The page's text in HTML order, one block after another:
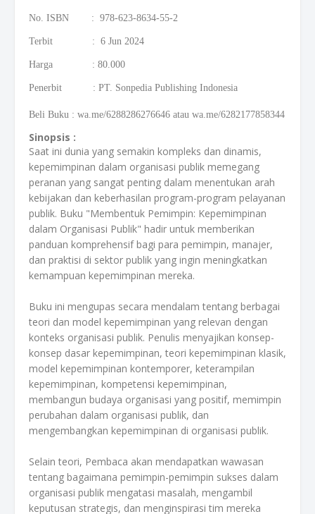
No. ISBN : 978-623-8634-55-2
Terbit : 6 Jun 2024
Harga : 80.000
Penerbit : PT. Sonpedia Publishing Indonesia
Beli Buku : wa.me/6288286276646 atau wa.me/6282177858344
Sinopsis :
Saat ini dunia yang semakin kompleks dan dinamis,
kepemimpinan dalam organisasi publik memegang
peranan yang sangat penting dalam menentukan arah
kebijakan dan keberhasilan program-program pelayanan
publik. Buku "Membentuk Pemimpin: Kepemimpinan
dalam Organisasi Publik" hadir untuk memberikan
panduan komprehensif bagi para pemimpin, manajer,
dan praktisi di sektor publik yang ingin meningkatkan
kemampuan kepemimpinan mereka.
Buku ini mengupas secara mendalam tentang berbagai
teori dan model kepemimpinan yang relevan dengan
konteks organisasi publik. Penulis menyajikan konsep-
konsep dasar kepemimpinan, teori kepemimpinan klasik,
model kepemimpinan kontemporer, keterampilan
kepemimpinan, kompetensi kepemimpinan,
membangun budaya organisasi yang positif, memimpin
perubahan dalam organisasi publik, dan
mengembangkan kepemimpinan di organisasi publik.
Selain teori, Pembaca akan mendapatkan wawasan
tentang bagaimana pemimpin-pemimpin sukses dalam
organisasi publik mengatasi masalah, mengambil
keputusan strategis, dan menginspirasi tim mereka